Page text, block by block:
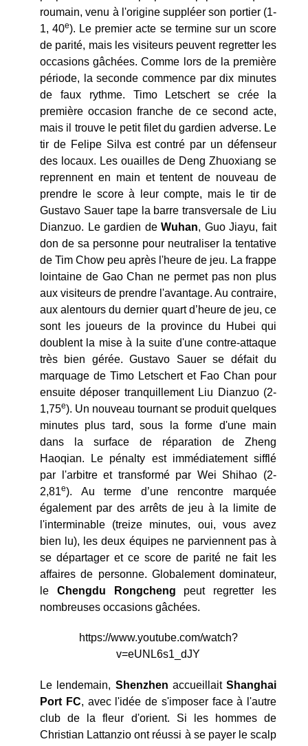
roumain, venu à l'origine suppléer son portier (1-
1, 40e). Le premier acte se termine sur un score
de parité, mais les visiteurs peuvent regretter les
occasions gâchées. Comme lors de la première
période, la seconde commence par dix minutes
de faux rythme. Timo Letschert se crée la
première occasion franche de ce second acte,
mais il trouve le petit filet du gardien adverse. Le
tir de Felipe Silva est contré par un défenseur
des locaux. Les ouailles de Deng Zhuoxiang se
reprennent en main et tentent de nouveau de
prendre le score à leur compte, mais le tir de
Gustavo Sauer tape la barre transversale de Liu
Dianzuo. Le gardien deWuhan, Guo Jiayu, fait
don de sa personne pour neutraliser la tentative
de Tim Chow peu après l'heure de jeu. La frappe
lointaine de Gao Chan ne permet pas non plus
aux visiteurs de prendre l'avantage. Au contraire,
aux alentours du dernier quart d’heure de jeu, ce
sont les joueurs de la province du Hubei qui
doublent la mise à la suite d'une contre-attaque
très bien gérée. Gustavo Sauer se défait du
marquage de Timo Letschert et Fao Chan pour
ensuite déposer tranquillement Liu Dianzuo (2-
1,75e). Un nouveau tournant se produit quelques
minutes plus tard, sous la forme d'une main
dans la surface de réparation de Zheng
Haoqian. Le pénalty est immédiatement sifflé
par l'arbitre et transformé par Wei Shihao (2-
2,81e). Au terme d’une rencontre marquée
également par des arrêts de jeu à la limite de
l'interminable (treize minutes, oui, vous avez
bien lu), les deux équipes ne parviennent pas à
se départager et ce score de parité ne fait les
affaires de personne. Globalement dominateur,
le Chengdu Rongcheng peut regretter les
nombreuses occasions gâchées.
https://www.youtube.com/watch?
v=eUNL6s1_dJY
Le lendemain, Shenzhen accueillait Shanghai
Port FC, avec l'idée de s'imposer face à l'autre
club de la fleur d'orient. Si les hommes de
Christian Lattanzio ont réussi à se payer le scalp